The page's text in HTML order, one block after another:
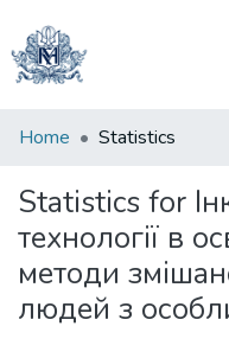
Communities
Collections
All of DSpace
Home Statistics
Statistics for
технології в
методи
людей з